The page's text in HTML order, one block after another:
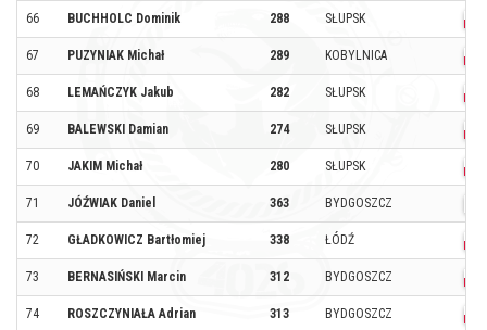
66 BUCHHOLC Dominik 288 SŁUPSK
67 PUZYNIAK Michał 289 KOBYLNICA
68 LEMAŃCZYK Jakub 282 SŁUPSK
69 BALEWSKI Damian 274 SŁUPSK
70 JAKIM Michał 280 SŁUPSK
71 JÓŹWIAK Daniel 363 BYDGOSZCZ
72 GŁADKOWICZ Bartłomiej 338 ŁÓDŹ
73 BERNASIŃSKI Marcin 312 BYDGOSZCZ
74 ROSZCZYNIAŁA Adrian 313 BYDGOSZCZ